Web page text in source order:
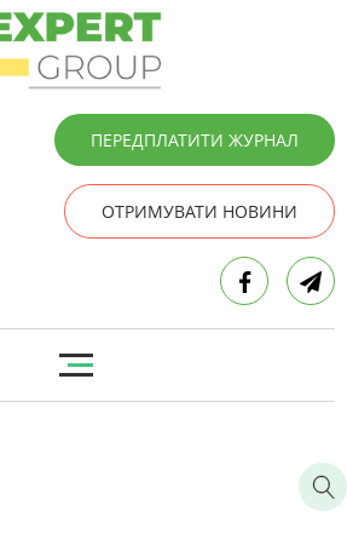
ПЕРЕДПЛАТИТИ ЖУРНАЛ
ОТРИМУВАТИ НОВИНИ